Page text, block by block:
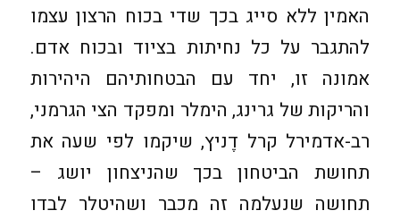
האמין ללא סייג בכך שדי בכוח הרצון עצמו
להתגבר על כל נחיתות בציוד ובכוח אדם.
אמונה זו, יחד עם הבטחותיהם היהירות
והריקות של גרינג, הימלר ומפקד הצי הגרמני,
רב-אדמירל קרל דֶניץ, שיקמו לפי שעה את
תחושת הביטחון בכך שהניצחון יושג –
תחושה שנעלמה זה מכבר ושהיטלר לבדו